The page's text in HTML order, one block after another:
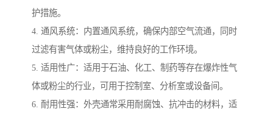
护措施。
4. 通风系统：内置通风系统，确保内部空气流通，同时
过滤有害气体或粉尘，维持良好的工作环境。
5. 适用性广：适用于石油、化工、制药等存在爆炸性气
体或粉尘的行业，可用于控制室、分析室或设备间。
6. 耐用性强：外壳通常采用耐腐蚀、抗冲击的材料，适